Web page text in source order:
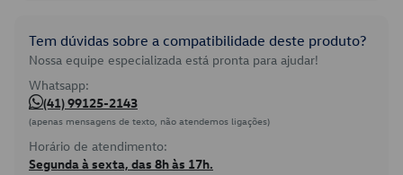
Tem dúvidas sobre a compatibilidade deste produto?
Nossa equipe especializada está pronta para ajudar!
Whatsapp:
(41) 99125-2143
(apenas mensagens de texto, não atendemos ligações)
Horário de atendimento:
Segunda à sexta, das 8h às 17h.